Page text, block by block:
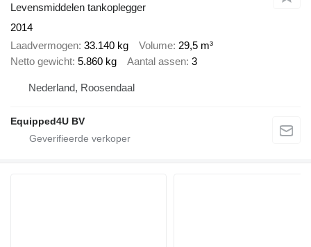
Levensmiddelen tankoplegger
2014
Laadvermogen 33.140 kg Volume 29,5 m³
Netto gewicht 5.860 kg Aantal assen 3
Nederland, Roosendaal
Equipped4U BV